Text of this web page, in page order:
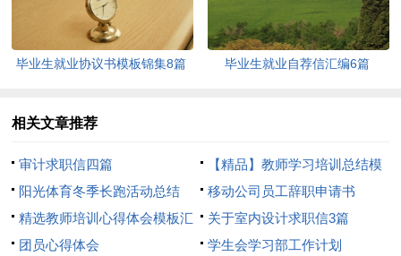
毕业生就业协议书模板锦集8篇 毕业生就业自荐信汇编6篇
相关文章推荐
审计求职信四篇
【精品】教师学习培训总结模
板8篇
阳光体育冬季长跑活动总结
移动公司员工辞职申请书
精选教师培训心得体会模板汇
总8篇
关于室内设计求职信3篇
团员心得体会
学生会学习部工作计划